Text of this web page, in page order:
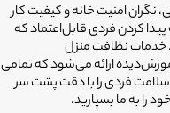
نگران امنیت خانه و کیفیت کار
کردن فردی قابل‌اعتماد که
نظافت منزل
ارائه می‌شود که تمامی
سلامت فردی را با دقت پشت سر
را به ما بسپارید.